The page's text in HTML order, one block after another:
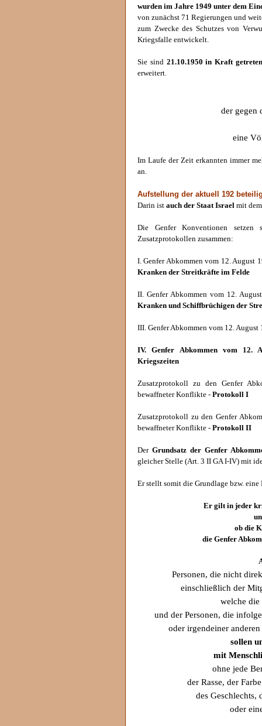
wurden im Jahre 1949 unter dem
von zunächst 71 Regierungen und
zum Zwecke des Schutzes von
Kriegsfalle entwickelt.
Sie sind 21.10.1950 in Kraft
erweitert.
der gegen
eine
Im Laufe der Zeit erkannten immer
an.
Aufstellung der aktuell 192
Darin ist auch der Staat Israel mit
Die Genfer Konventionen setzen
Zusatzprotokollen zusammen:
I. Genfer Abkommen vom 12. August
Kranken der Streitkräfte im Felde
II. Genfer Abkommen vom 12.
Kranken und Schiffbrüchigen der
III. Genfer Abkommen vom 12.
IV. Genfer Abkommen vom 12.
Kriegszeiten
Zusatzprotokoll zu den Genfer
bewaffneter Konflikte - Protokoll I
Zusatzprotokoll zu den Genfer
bewaffneter Konflikte - Protokoll II
Der Grundsatz der Genfer
gleicher Stelle (Art. 3 II GA I-IV) mit
Er stellt somit die Grundlage bzw. eine
Er gilt in jeder
ob die
die Genfer
Personen, die nicht
einschließlich der
welche die
und der Personen, die
oder irgendeiner
sollen
mit
ohne jede
der Rasse, der
des Geschlechts,
oder